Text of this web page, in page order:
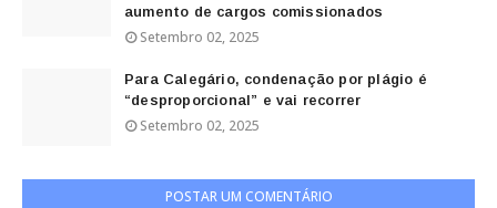
aumento de cargos comissionados
Setembro 02, 2025
Para Calegário, condenação por plágio é
“desproporcional” e vai recorrer
Setembro 02, 2025
POSTAR UM COMENTÁRIO